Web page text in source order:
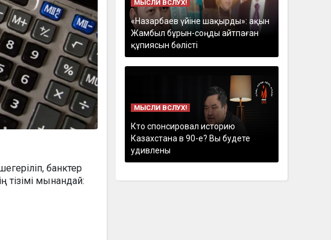
банктер
тізімі мынандай:
МЫСЛИ ВСЛУХ!
«Назарбаев үйіне шақырды»: ақын
Жамбыл бұрын-соңды айтпаған
құпиясын бөлісті
МЫСЛИ ВСЛУХ!
Кто спонсировал историю
Казахстана в 90-е? Вы будете
удивлены